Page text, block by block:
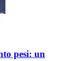
pesi: un